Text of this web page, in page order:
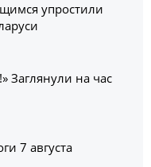
упростили
Заглянули на час
7 августа